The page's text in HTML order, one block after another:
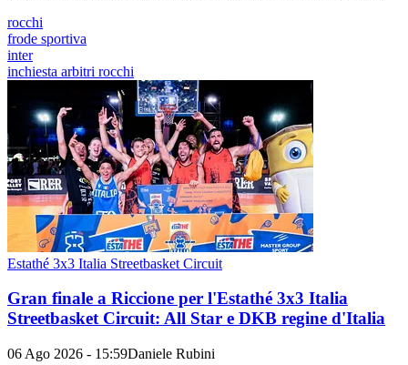
rocchi
frode sportiva
inter
inchiesta arbitri rocchi
Estathé 3x3 Italia Streetbasket Circuit
Gran finale a Riccione per l'Estathé 3x3 Italia
Streetbasket Circuit: All Star e DKB regine d'Italia
06 Ago 2026 - 15:59Daniele Rubini